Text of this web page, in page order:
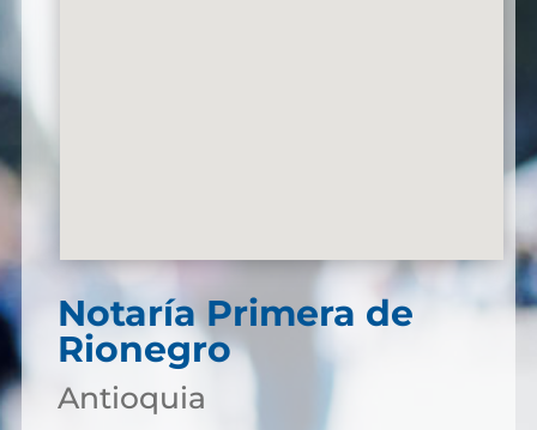
Notaría Primera de
Rionegro
Antioquia